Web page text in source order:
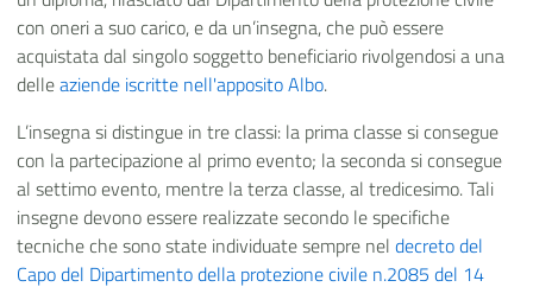
con oneri a suo carico, e da un’insegna, che può essere
acquistata dal singolo soggetto beneficiario rivolgendosi a una
delleaziende iscritte nell'apposito Albo.
L’insegna si distingue in tre classi: la prima classe si consegue
con la partecipazione al primo evento; la seconda si consegue
al settimo evento, mentre la terza classe, al tredicesimo. Tali
insegne devono essere realizzate secondo le specifiche
tecniche che sono state individuate sempre nel decreto del
Capo del Dipartimento della protezione civile n.2085 del 14